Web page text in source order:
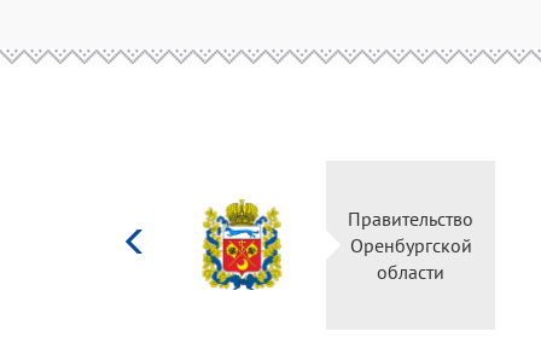
Правительство
Оренбургской
области